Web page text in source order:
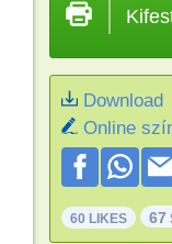
Download
Online
60 LIKES 67